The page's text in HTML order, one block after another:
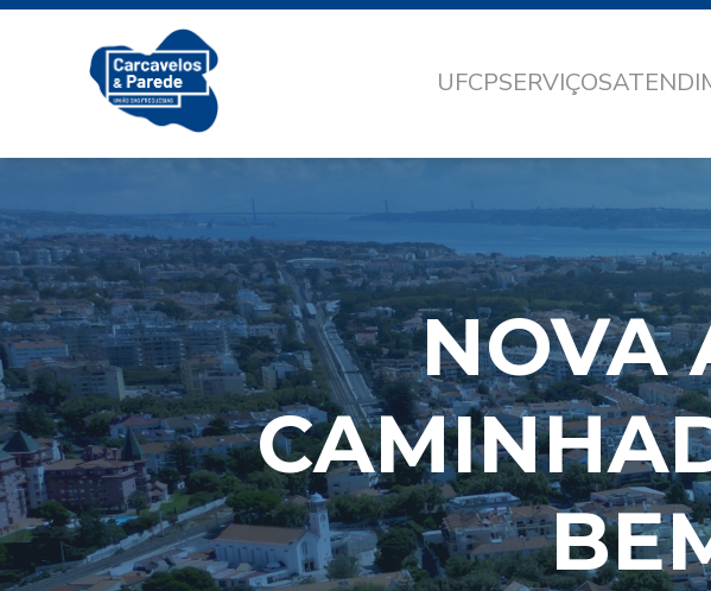
UFCPSERVIÇOS
NOVA